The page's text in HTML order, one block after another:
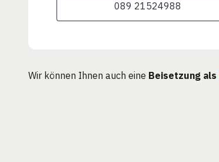
089 21524988
Wir können Ihnen auch eine Beisetzung als